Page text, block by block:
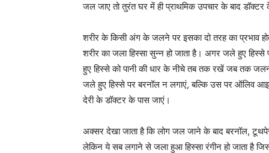
जल जाए तो तुरंत घर में ही प्राथमिक उपचार के बाद
शरीर के किसी अंग के जलने पर इसका दो तरह का प्रभाव
शरीर का जला हिस्सा सुन्न हो जाता है। अगर जले हुए
हुए हिस्से को पानी की धार के नीचे तब तक रखें जब तक
जले हुए हिस्से पर बरनॉल न लगाएं, बल्कि उस पर ऑलिव
देरी के डॉक्टर के पास जाएं।
अक्सर देखा जाता है कि लोग जल जाने के बाद बरनॉल,
लेकिन ये सब लगाने से जला हुआ हिस्सा रंगीन हो जाता है